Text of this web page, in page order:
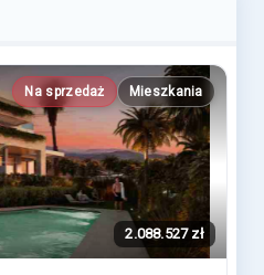
Na sprzedaż Mieszkania
2.088.527 zł